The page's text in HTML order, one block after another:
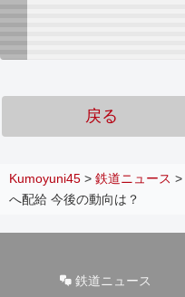
戻る
Kumoyuni45 > 鉄道ニュース >
へ配給 今後の動向は？
鉄道ニュース